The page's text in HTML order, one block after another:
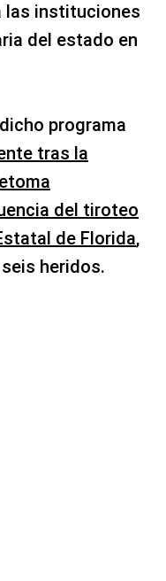
las instituciones
del estado en
programa
tras la
del tiroteo
de Florida,
heridos.